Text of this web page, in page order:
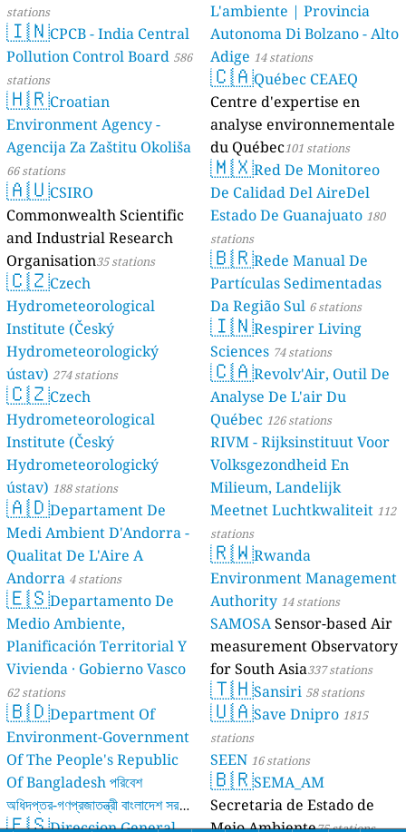
stations
🇮🇳CPCB - India Central
Pollution Control Board 586
stations
🇭🇷Croatian
Environment Agency -
Agencija Za Zaštitu Okoliša
66 stations
🇦🇺CSIRO
Commonwealth Scientific
and Industrial Research
Organisation35 stations
🇨🇿Czech
Hydrometeorological
Institute (Český
Hydrometeorologický
ústav) 274 stations
🇨🇿Czech
Hydrometeorological
Institute (Český
Hydrometeorologický
ústav) 188 stations
🇦🇩Departament De
Medi Ambient D'Andorra -
Qualitat De L'Aire A
Andorra 4 stations
🇪🇸Departamento De
Medio Ambiente,
Planificación Territorial Y
Vivienda · Gobierno Vasco
62 stations
🇧🇩Department Of
Environment-Government
Of The People's Republic
Of Bangladesh পরিবেশ
অধিদপ্তর-গণপ্রজাতন্ত্রী বাংলাদেশ সরকার
17 stations
🇪🇸Direccion General
L'ambiente | Provincia
Autonoma Di Bolzano - Alto
Adige 14 stations
🇨🇦Québec CEAEQ
Centre d'expertise en
analyse environnementale
du Québec101 stations
🇲🇽Red De Monitoreo
De Calidad Del AireDel
Estado De Guanajuato 180
stations
🇧🇷Rede Manual De
Partículas Sedimentadas
Da Região Sul 6 stations
🇮🇳Respirer Living
Sciences 74 stations
🇨🇦Revolv'Air, Outil De
Analyse De L'air Du
Québec 126 stations
RIVM - Rijksinstituut Voor
Volksgezondheid En
Milieum, Landelijk
Meetnet Luchtkwaliteit 112
stations
🇷🇼Rwanda
Environment Management
Authority 14 stations
SAMOSASensor-based Air
measurement Observatory
for South Asia337 stations
🇹🇭Sansiri 58 stations
🇺🇦Save Dnipro 1815
stations
SEEN 16 stations
🇧🇷SEMA_AM
Secretaria de Estado de
Meio Ambiente75 stations